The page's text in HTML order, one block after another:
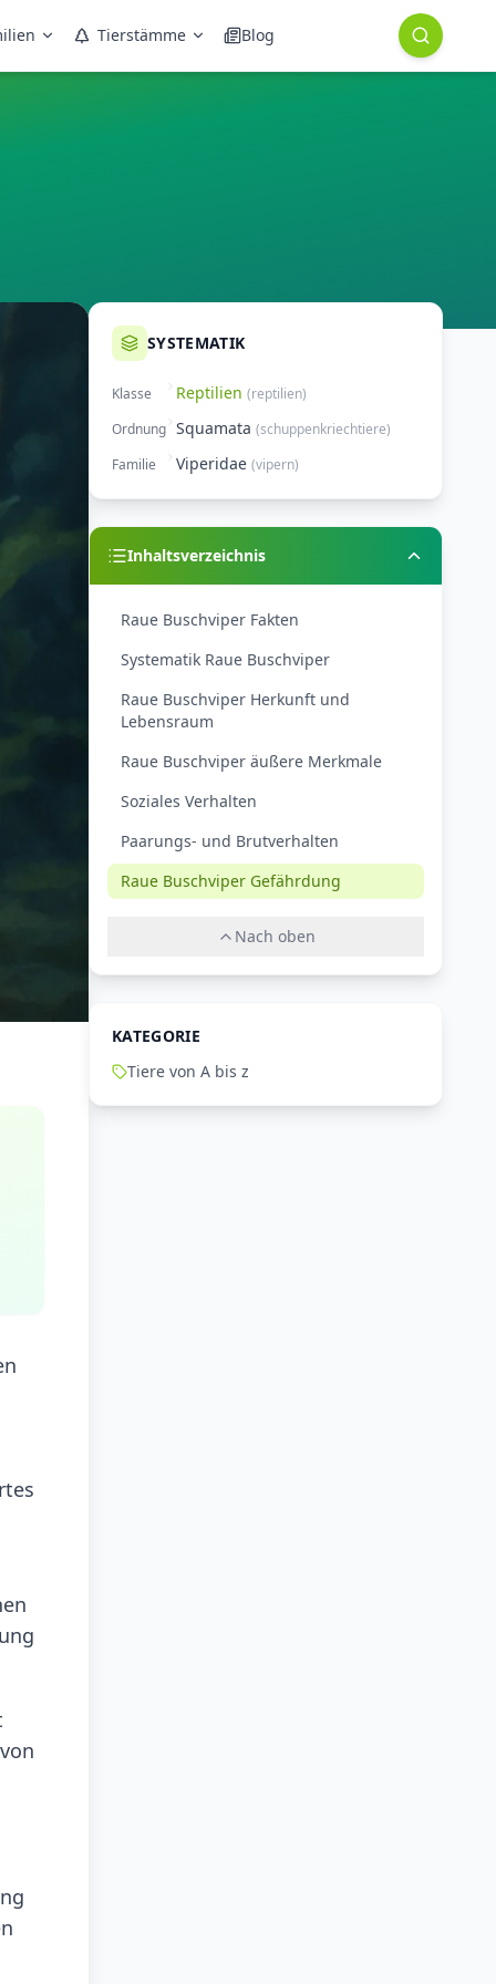
Tierstämme Blog
SYSTEMATIK
Klasse Reptilien (reptilien)
Ordnung Squamata (schuppenkriechtiere)
Familie
Viperidae (vipern)
Inhaltsverzeichnis
Raue Buschviper Fakten
Systematik Raue Buschviper
Raue Buschviper Herkunft und
Lebensraum
Raue Buschviper äußere Merkmale
Soziales Verhalten
Paarungs- und Brutverhalten
Raue Buschviper Gefährdung
Nach oben
KATEGORIE
Tiere von A bis z